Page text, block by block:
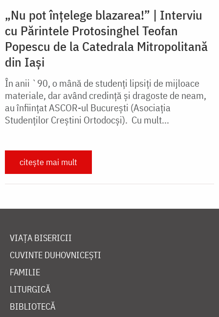
„Nu pot înțelege blazarea!” | Interviu
cu Părintele Protosinghel Teofan
Popescu de la Catedrala Mitropolitană
din Iași
În anii `90, o mână de studenți lipsiți de mijloace
materiale, dar având credință și dragoste de neam,
au înființat ASCOR-ul București (Asociația
Studenților Creștini Ortodocși). Cu mult...
citește mai mult
VIAȚA BISERICII
CUVINTE DUHOVNICEȘTI
FAMILIE
LITURGICĂ
BIBLIOTECĂ